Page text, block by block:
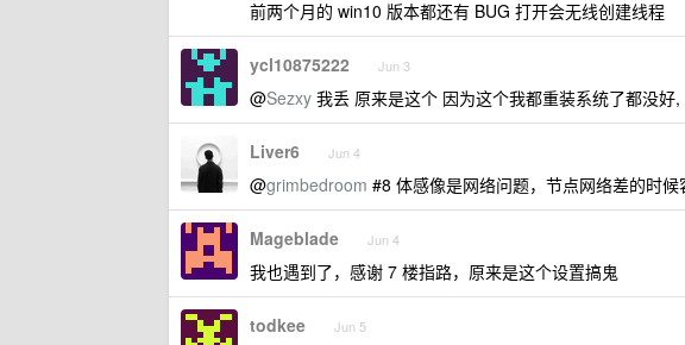
前两个月的 win10 版本都还有 BUG 打开会无线创建线程
ycl10875222 Jun 3
@Sezxy 我丢 原来是这个 因为这个我都重装系统了都没好
Liver6 Jun 4
@grimbedroom #8 体感像是网络问题，节点网络差的时候
Mageblade Jun 4
我也遇到了，感谢 7 楼指路，原来是这个设置搞鬼
todkee Jun 5